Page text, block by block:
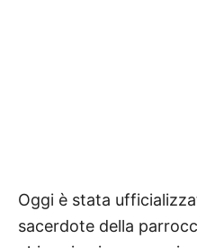
Oggi è stata
sacerdote della